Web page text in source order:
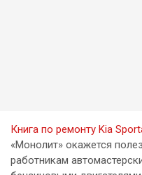
Книга по ремонту Kia
«Монолит» окажется
работникам